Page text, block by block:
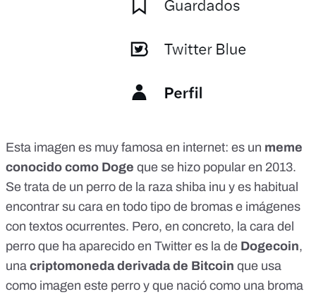
Esta imagen es muy famosa en internet: es un meme
conocido como Doge que se hizo popular en 2013.
Se trata de un perro de la raza shiba inu y es habitual
encontrar su cara en todo tipo de bromas e imágenes
con textos ocurrentes. Pero, en concreto, la cara del
perro que ha aparecido en Twitter es la de Dogecoin,
una criptomoneda derivada de Bitcoin ​ que usa
como imagen este perro y que nació como una broma